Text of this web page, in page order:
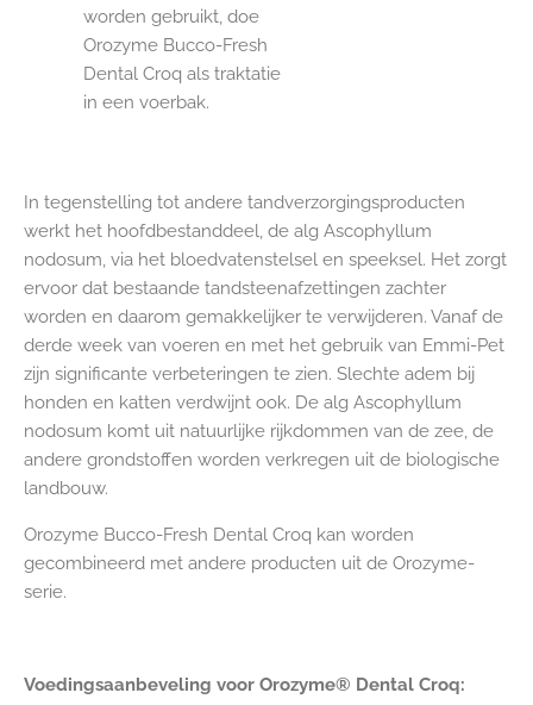
worden gebruikt, doe
Orozyme Bucco-Fresh
Dental Croq als traktatie
in een voerbak.
In tegenstelling tot andere tandverzorgingsproducten
werkt het hoofdbestanddeel, de alg Ascophyllum
nodosum, via het bloedvatenstelsel en speeksel. Het zorgt
ervoor dat bestaande tandsteenafzettingen zachter
worden en daarom gemakkelijker te verwijderen. Vanaf de
derde week van voeren en met het gebruik van Emmi-Pet
zijn significante verbeteringen te zien. Slechte adem bij
honden en katten verdwijnt ook. De alg Ascophyllum
nodosum komt uit natuurlijke rijkdommen van de zee, de
andere grondstoffen worden verkregen uit de biologische
landbouw.
Orozyme Bucco-Fresh Dental Croq kan worden
gecombineerd met andere producten uit de Orozyme-
serie.
Voedingsaanbeveling voor Orozyme® Dental Croq: